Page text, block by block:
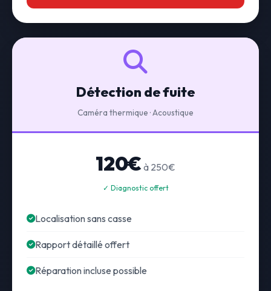
Détection de fuite
Caméra thermique · Acoustique
120€ à 250€
✓ Diagnostic offert
Localisation sans casse
Rapport détaillé offert
Réparation incluse possible